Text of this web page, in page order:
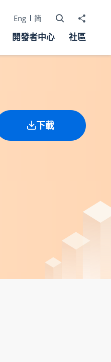
Eng 简 打開搜尋器
分享至
開發者中心 社區
下載